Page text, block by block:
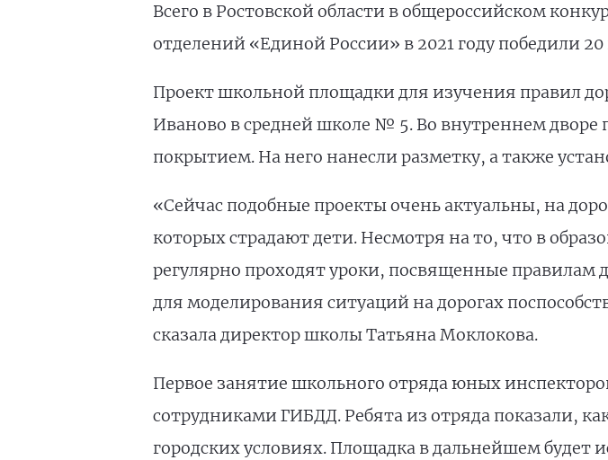
Всего в Ростовской области в общероссийском
отделений «Единой России» в 2021 году победили 20
Проект школьной площадки для изучения правил
Иваново в средней школе № 5. Во внутреннем дворе
покрытием. На него нанесли разметку, а также
«Сейчас подобные проекты очень актуальны, на
которых страдают дети. Несмотря на то, что в
регулярно проходят уроки, посвященные правилам
для моделирования ситуаций на дорогах
сказала директор школы Татьяна Моклокова.
Первое занятие школьного отряда юных
сотрудниками ГИБДД. Ребята из отряда показали,
городских условиях. Площадка в дальнейшем будет